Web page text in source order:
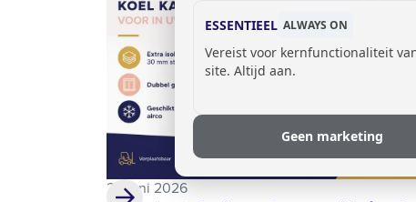
24 juni 2026
ESSENTIEEL ALWAYS ON
Vereist voor kernfunctionaliteit
site. Altijd aan.
Geen marketing